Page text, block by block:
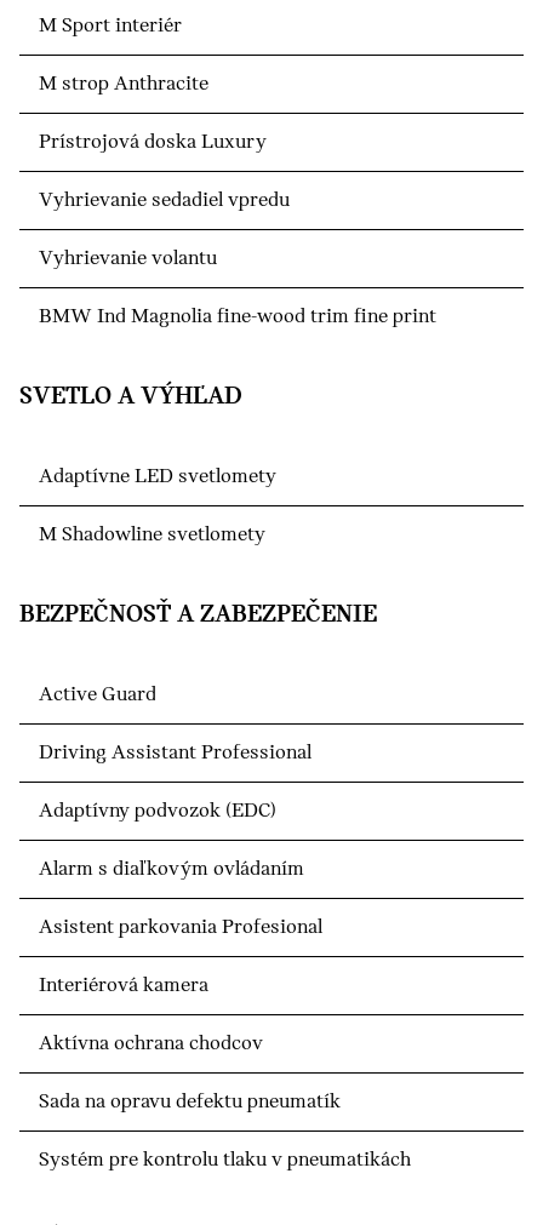
M Sport interiér
M strop Anthracite
Prístrojová doska Luxury
Vyhrievanie sedadiel vpredu
Vyhrievanie volantu
BMW Ind Magnolia fine-wood trim fine print
SVETLO A VÝHĽAD
Adaptívne LED svetlomety
M Shadowline svetlomety
BEZPEČNOSŤ A ZABEZPEČENIE
Active Guard
Driving Assistant Professional
Adaptívny podvozok (EDC)
Alarm s diaľkovým ovládaním
Asistent parkovania Profesional
Interiérová kamera
Aktívna ochrana chodcov
Sada na opravu defektu pneumatík
Systém pre kontrolu tlaku v pneumatikách